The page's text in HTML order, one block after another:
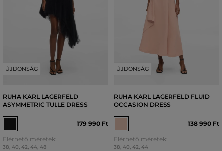
ÚJDONSÁG
RUHA KARL LAGERFELD
ASYMMETRIC TULLE DRESS
179 990 Ft
Elérhető méretek:
38, 40, 42, 44, 48
ÚJDONSÁG
RUHA KARL LAGERFELD FLUID
OCCASION DRESS
138 990 Ft
Elérhető méretek:
38, 40, 42, 44